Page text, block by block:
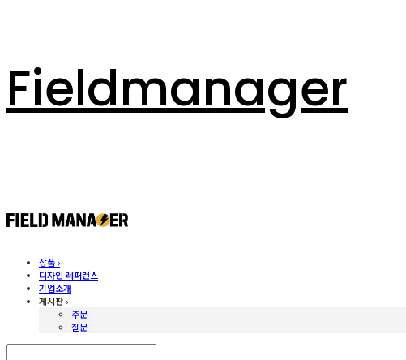
Fieldmanager
상품 ›
디자인 레퍼런스
기업소개
게시판 ›
주문
질문